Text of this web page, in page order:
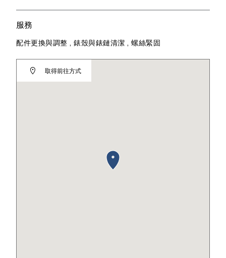
取得前往方式
服務
配件更換與調整 , 錶殼與錶鏈清潔 , 螺絲緊固